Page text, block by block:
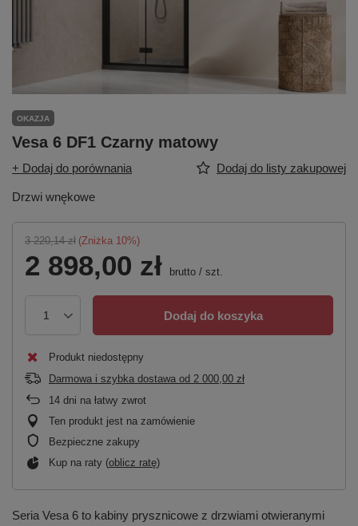
OKAZJA
Vesa 6 DF1 Czarny matowy
+ Dodaj do porównania Dodaj do listy zakupowej
Drzwi wnękowe
3 220,14 zł (Zniżka 10%)
2 898,00 zł brutto / szt.
Dodaj do koszyka
Produkt niedostępny
Darmowa i szybka dostawa od 2 000,00 zł
14 dni na łatwy zwrot
Ten produkt jest na zamówienie
Bezpieczne zakupy
Kup na raty (oblicz ratę)
Seria Vesa 6 to kabiny prysznicowe z drzwiami otwieranymi